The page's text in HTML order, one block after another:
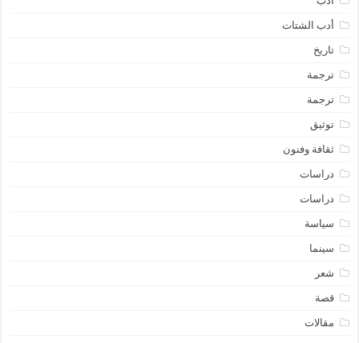
أدب الشتات
تاريخ
ترجمة
ترجمة
توثيق
ثقافة وفنون
دراسات
دراسات
سياسة
سينما
شعر
قصة
مقالات